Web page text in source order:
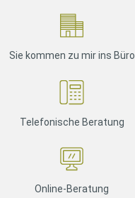
Sie kommen zu mir ins Büro
Telefonische Beratung
Online-Beratung